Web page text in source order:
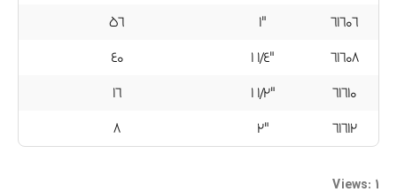
٦۱٦۰٦
۱"
٥٦
٦۱٦۰۸
۱ ۱/٤"
٤۰
٦۱٦۱۰
۱ ۱/۲"
۱٦
٦۱٦۱۲
۲" ۸
Views: 1